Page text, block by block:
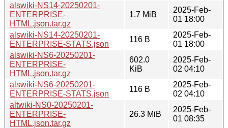
alswiki-NS14-20250201-
ENTERPRISE-
HTML.json.tar.gz
1.7 MiB
2025-Feb-
01 18:00
alswiki-NS14-20250201-
ENTERPRISE-STATS.json
116 B
2025-Feb-
01 18:00
alswiki-NS6-20250201-
ENTERPRISE-
HTML.json.tar.gz
602.0
KiB
2025-Feb-
02 04:10
alswiki-NS6-20250201-
ENTERPRISE-STATS.json
116 B
2025-Feb-
02 04:10
altwiki-NS0-20250201-
ENTERPRISE-
HTML.json.tar.gz
26.3 MiB
2025-Feb-
01 08:35